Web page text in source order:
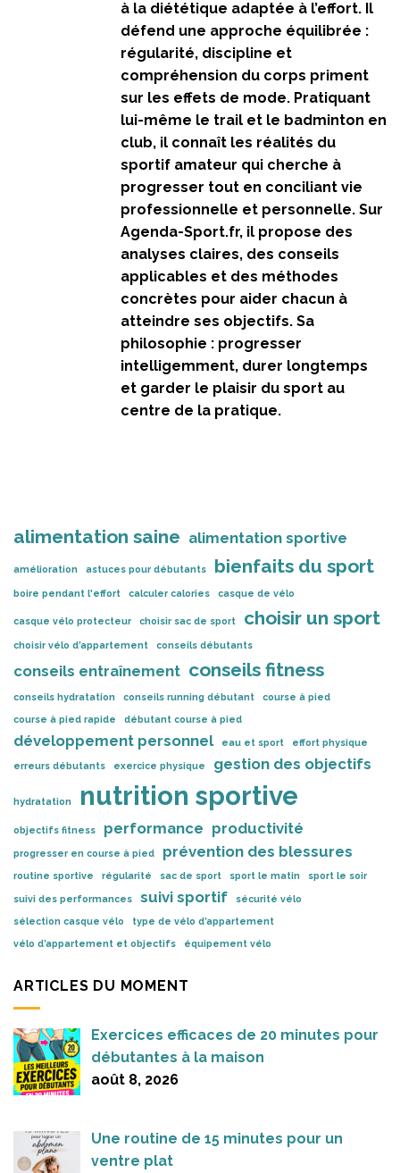
à la diététique adaptée à l’effort. Il
défend une approche équilibrée :
régularité, discipline et
compréhension du corps priment
sur les effets de mode. Pratiquant
lui-même le trail et le badminton en
club, il connaît les réalités du
sportif amateur qui cherche à
progresser tout en conciliant vie
professionnelle et personnelle. Sur
Agenda-Sport.fr, il propose des
analyses claires, des conseils
applicables et des méthodes
concrètes pour aider chacun à
atteindre ses objectifs. Sa
philosophie : progresser
intelligemment, durer longtemps
et garder le plaisir du sport au
centre de la pratique.
alimentation saine alimentation sportive
amélioration astuces pour débutants bienfaits du sport
boire pendant l'effort calculer calories casque de vélo
casque vélo protecteur choisir sac de sport choisir un sport
choisir vélo d’appartement conseils débutants
conseils entraînement conseils fitness
conseils hydratation conseils running débutant course à pied
course à pied rapide débutant course à pied
développement personnel eau et sport effort physique
erreurs débutants exercice physique gestion des objectifs
hydratation nutrition sportive
objectifs fitness performance productivité
progresser en course à pied prévention des blessures
routine sportive régularité sac de sport sport le matin sport le soir
suivi des performances suivi sportif sécurité vélo
sélection casque vélo type de vélo d’appartement
vélo d’appartement et objectifs équipement vélo
ARTICLES DU MOMENT
Exercices efficaces de 20 minutes pour
débutantes à la maison
août 8, 2026
Une routine de 15 minutes pour un
ventre plat